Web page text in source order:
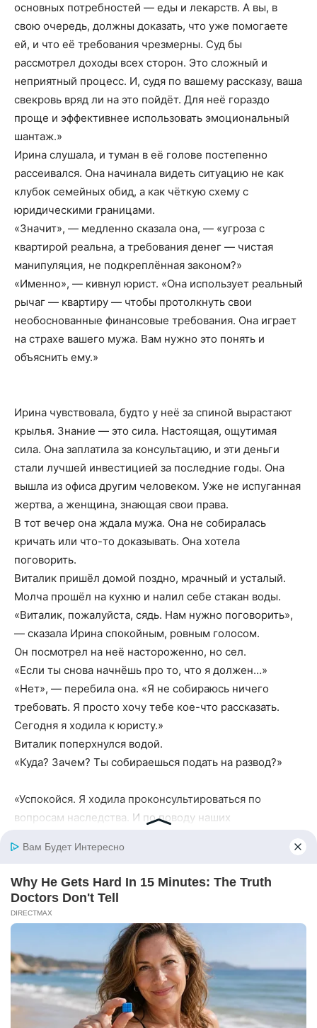
основных потребностей — еды и лекарств. А вы, в
свою очередь, должны доказать, что уже помогаете
ей, и что её требования чрезмерны. Суд бы
рассмотрел доходы всех сторон. Это сложный и
неприятный процесс. И, судя по вашему рассказу, ваша
свекровь вряд ли на это пойдёт. Для неё гораздо
проще и эффективнее использовать эмоциональный
шантаж.»
Ирина слушала, и туман в её голове постепенно
рассеивался. Она начинала видеть ситуацию не как
клубок семейных обид, а как чёткую схему с
юридическими границами.
«Значит», — медленно сказала она, — «угроза с
квартирой реальна, а требования денег — чистая
манипуляция, не подкреплённая законом?»
«Именно», — кивнул юрист. «Она использует реальный
рычаг — квартиру — чтобы протолкнуть свои
необоснованные финансовые требования. Она играет
на страхе вашего мужа. Вам нужно это понять и
объяснить ему.»
Ирина чувствовала, будто у неё за спиной вырастают
крылья. Знание — это сила. Настоящая, ощутимая
сила. Она заплатила за консультацию, и эти деньги
стали лучшей инвестицией за последние годы. Она
вышла из офиса другим человеком. Уже не испуганная
жертва, а женщина, знающая свои права.
В тот вечер она ждала мужа. Она не собиралась
кричать или что-то доказывать. Она хотела
поговорить.
Виталик пришёл домой поздно, мрачный и усталый.
Молча прошёл на кухню и налил себе стакан воды.
«Виталик, пожалуйста, сядь. Нам нужно поговорить»,
— сказала Ирина спокойным, ровным голосом.
Он посмотрел на неё настороженно, но сел.
«Если ты снова начнёшь про то, что я должен…»
«Нет», — перебила она. «Я не собираюсь ничего
требовать. Я просто хочу тебе кое-что рассказать.
Сегодня я ходила к юристу.»
Виталик поперхнулся водой.
«Куда? Зачем? Ты собираешься подать на развод?»
«Успокойся. Я ходила проконсультироваться по
вопросам наследства. И по поводу наших
Методично, слово в слово, она пересказала всё, что
завещания. О обязательной доле. Об условиях, при
которых дети обязаны содержать родителей. Она
говорила без эмоций, используя факты и номера
Виталик слушал, и выражение его лица менялось. От
недоверия и злости к растерянности и задумчивости.
Угроза его матери, столь абсолютная и страшная в её
устах, в правовом смысле выглядела совсем иначе.